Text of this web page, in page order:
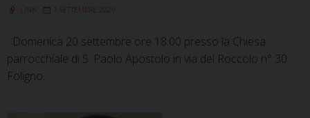
LINK 7 SETTEMBRE 2020
Domenica 20 settembre ore 18.00 presso la Chiesa
parrocchiale di S. Paolo Apostolo in via del Roccolo n° 30
Foligno.